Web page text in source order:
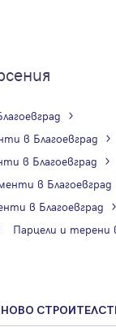
в Благоевград
в Благоевград
в Благоевград
в Благоевград
Парцели и терени
НОВО